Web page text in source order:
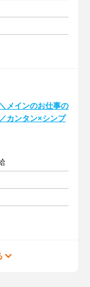
メインのお仕事の
カンタン×シンプ